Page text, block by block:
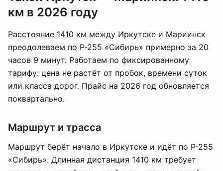
км в 2026 году
Расстояние 1410 км между Иркутске и Мариинск
преодолеваем по Р-255 «Сибирь» примерно за 20
часов 9 минут. Работаем по фиксированному
тарифу: цена не растёт от пробок, времени суток
или класса дорог. Прайс на 2026 год обновляется
поквартально.
Маршрут и трасса
Маршрут берёт начало в Иркутске и идёт по Р-255
«Сибирь». Длинная дистанция 1410 км требует